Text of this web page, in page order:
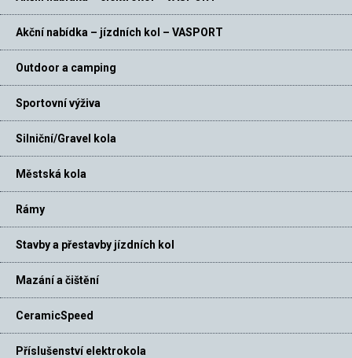
Akční nabídka – jízdních kol – VASPORT
Outdoor a camping
Sportovní výživa
Silniční/Gravel kola
Městská kola
Rámy
Stavby a přestavby jízdních kol
Mazání a čištění
CeramicSpeed
Příslušenství elektrokola